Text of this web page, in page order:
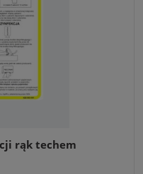
rąk techem